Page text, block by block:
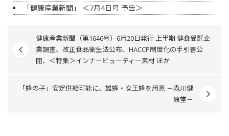
「健康産業新聞」 ＜7月4日号 予告＞
健康産業新聞（第1646号）6月20日発行 上半期 健食受託企
業調査、改正食品衛生法公布、HACCP制度化の手引書公
開、＜特集＞インナービューティー素材 ほか
「蜂の子」安定供給可能に、雄蜂・女王蜂を用意 －森川健
康堂－